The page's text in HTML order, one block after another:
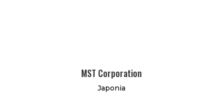
MST Corporation
Japonia